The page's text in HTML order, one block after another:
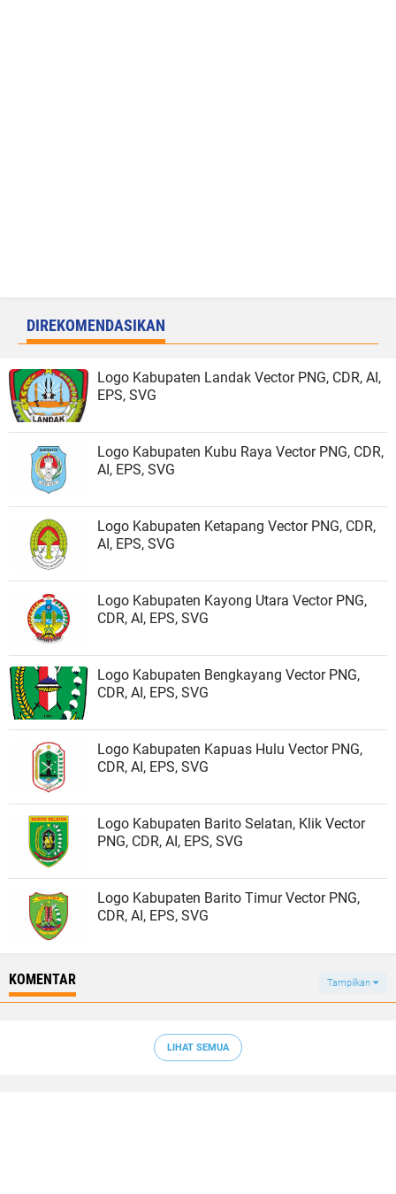
DIREKOMENDASIKAN
Logo Kabupaten Landak Vector PNG, CDR, AI,
EPS, SVG
Logo Kabupaten Kubu Raya Vector PNG, CDR,
AI, EPS, SVG
Logo Kabupaten Ketapang Vector PNG, CDR,
AI, EPS, SVG
Logo Kabupaten Kayong Utara Vector PNG,
CDR, AI, EPS, SVG
Logo Kabupaten Bengkayang Vector PNG,
CDR, AI, EPS, SVG
Logo Kabupaten Kapuas Hulu Vector PNG,
CDR, AI, EPS, SVG
Logo Kabupaten Barito Selatan, Klik Vector
PNG, CDR, AI, EPS, SVG
Logo Kabupaten Barito Timur Vector PNG,
CDR, AI, EPS, SVG
KOMENTAR Tampilkan
LIHAT SEMUA